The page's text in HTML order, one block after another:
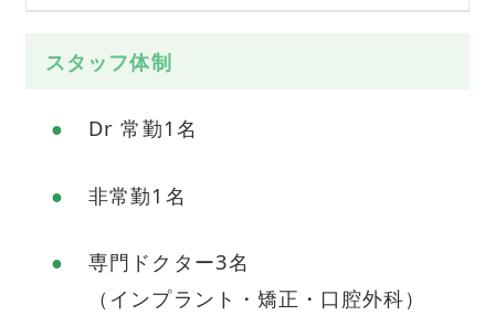
スタッフ体制
Dr 常勤1名
非常勤1名
専門ドクター3名
（インプラント・矯正・口腔外科）